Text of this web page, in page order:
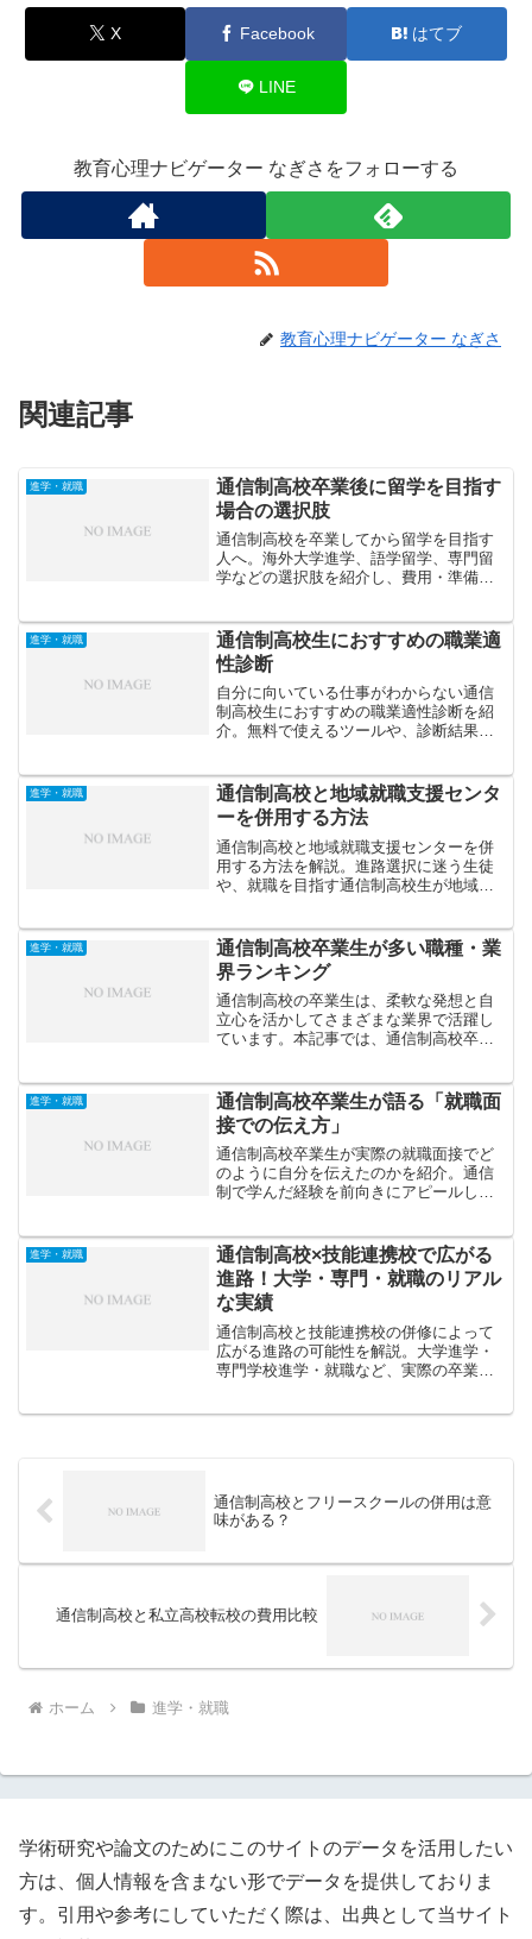
X Facebook はてブ
LINE
教育心理ナビゲーター なぎさをフォローする
教育心理ナビゲーター なぎさ
関連記事
進学・就職
通信制高校卒業後に留学を目指す
場合の選択肢
通信制高校を卒業してから留学を目指す
人へ。海外大学進学、語学留学、専門留
学などの選択肢を紹介し、費用・準備・
進学・就職
通信制高校生におすすめの職業適
性診断
自分に向いている仕事がわからない通信
制高校生におすすめの職業適性診断を紹
介。無料で使えるツールや、診断結果を
進学・就職
通信制高校と地域就職支援センタ
ーを併用する方法
通信制高校と地域就職支援センターを併
用する方法を解説。進路選択に迷う生徒
や、就職を目指す通信制高校生が地域の
進学・就職
通信制高校卒業生が多い職種・業
界ランキング
通信制高校の卒業生は、柔軟な発想と自
立心を活かしてさまざまな業界で活躍し
ています。本記事では、通信制高校卒業
進学・就職
通信制高校卒業生が語る「就職面
接での伝え方」
通信制高校卒業生が実際の就職面接でど
のように自分を伝えたのかを紹介。通信
制で学んだ経験を前向きにアピールし、
進学・就職
通信制高校×技能連携校で広がる
進路！大学・専門・就職のリアル
な実績
通信制高校と技能連携校の併修によって
広がる進路の可能性を解説。大学進学・
専門学校進学・就職など、実際の卒業生
通信制高校とフリースクールの併用は意
味がある？
通信制高校と私立高校転校の費用比較
ホーム 進学・就職
学術研究や論文のためにこのサイトのデータを活用したい
方は、個人情報を含まない形でデータを提供しておりま
す。引用や参考にしていただく際は、出典として当サイト